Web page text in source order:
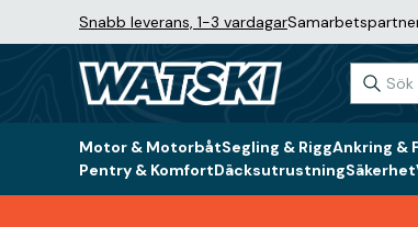
Snabb leverans, 1-3 vardagar
Motor & MotorbåtSegling & RiggAnkring &
Pentry & KomfortDäcksutrustningSäkerhet